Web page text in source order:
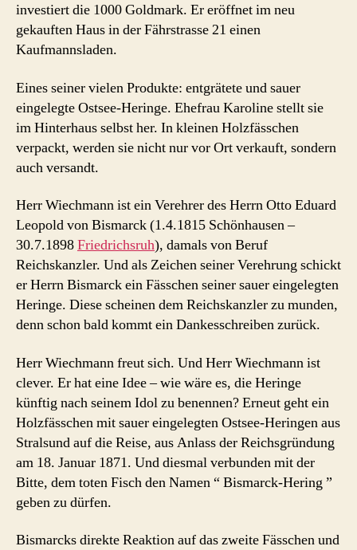
investiert die 1000 Goldmark. Er eröffnet im neu
gekauften Haus in der Fährstrasse 21 einen
Kaufmannsladen.
Eines seiner vielen Produkte: entgrätete und sauer
eingelegte Ostsee-Heringe. Ehefrau Karoline stellt sie
im Hinterhaus selbst her. In kleinen Holzfässchen
verpackt, werden sie nicht nur vor Ort verkauft, sondern
auch versandt.
Herr Wiechmann ist ein Verehrer des Herrn Otto Eduard
Leopold von Bismarck (1.4.1815 Schönhausen –
30.7.1898Friedrichsruh), damals von Beruf
Reichskanzler. Und als Zeichen seiner Verehrung schickt
er Herrn Bismarck ein Fässchen seiner sauer eingelegten
Heringe. Diese scheinen dem Reichskanzler zu munden,
denn schon bald kommt ein Dankesschreiben zurück.
Herr Wiechmann freut sich. Und Herr Wiechmann ist
clever. Er hat eine Idee – wie wäre es, die Heringe
künftig nach seinem Idol zu benennen? Erneut geht ein
Holzfässchen mit sauer eingelegten Ostsee-Heringen aus
Stralsund auf die Reise, aus Anlass der Reichsgründung
am 18. Januar 1871. Und diesmal verbunden mit der
Bitte, dem toten Fisch den Namen “ Bismarck-Hering ”
geben zu dürfen.
Bismarcks direkte Reaktion auf das zweite Fässchen und